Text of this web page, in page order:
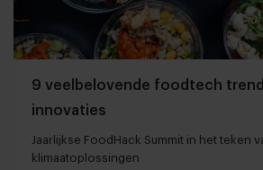
9 veelbelovende foodtech
innovaties
Jaarlijkse FoodHack Summit in het teken
klimaatoplossingen